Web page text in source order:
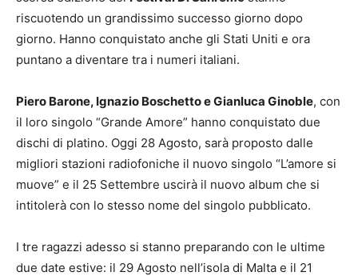
riscuotendo un grandissimo successo giorno dopo
giorno. Hanno conquistato anche gli Stati Uniti e ora
puntano a diventare tra i numeri italiani.
Piero Barone, Ignazio Boschetto e Gianluca Ginoble, con
il loro singolo “Grande Amore” hanno conquistato due
dischi di platino. Oggi 28 Agosto, sarà proposto dalle
migliori stazioni radiofoniche il nuovo singolo “L’amore si
muove” e il 25 Settembre uscirà il nuovo album che si
intitolerà con lo stesso nome del singolo pubblicato.
I tre ragazzi adesso si stanno preparando con le ultime
due date estive: il 29 Agosto nell’isola di Malta e il 21